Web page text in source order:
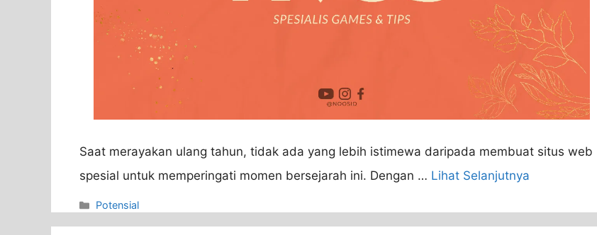
Saat merayakan ulang tahun, tidak ada yang lebih istimewa daripada membuat situs web
spesial untuk memperingati momen bersejarah ini. Dengan … Lihat Selanjutnya
Categories
Potensial